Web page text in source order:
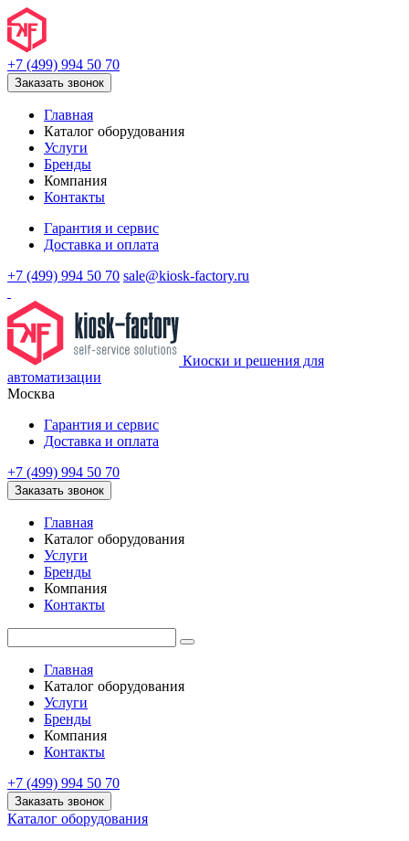
+7 (499) 994 50 70
Заказать звонок
Главная
Каталог оборудования
Услуги
Бренды
Компания
Контакты
Гарантия и сервис
Доставка и оплата
+7 (499) 994 50 70 sale@kiosk-factory.ru
Киоски и решения для
автоматизации
Москва
Гарантия и сервис
Доставка и оплата
+7 (499) 994 50 70
Заказать звонок
Главная
Каталог оборудования
Услуги
Бренды
Компания
Контакты
Главная
Каталог оборудования
Услуги
Бренды
Компания
Контакты
+7 (499) 994 50 70
Заказать звонок
Каталог оборудования